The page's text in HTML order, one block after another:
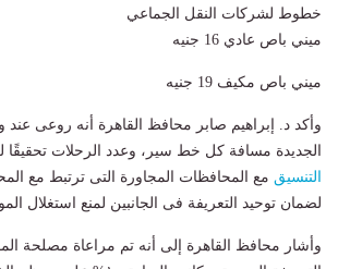
خطوط لشركات النقل الجماعي
ميني باص عادي 16 جنيه
ميني باص مكيف 19 جنيه
وأكد د. إبراهيم صابر محافظ القاهرة أنه روعى
الجديدة مسافة كل خط سير، وعدد الرحلات تحقيقًا
التنسيق مع المحافظات المجاورة التى ترتبط مع
لضمان توحيد التعريفة فى الجانبين لمنع استغلال
وأشار محافظ القاهرة إلى أنه تم مراعاة مصلحة